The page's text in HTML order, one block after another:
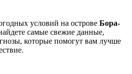
условий на острове Бора-
самые свежие данные,
которые помогут вам лучше